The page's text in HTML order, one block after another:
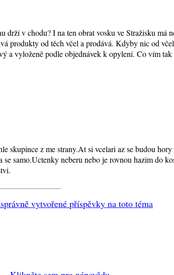
drží v chodu? I na ten obrat vosku ve Stražisku
produkty od těch včel a prodává. Kdyby nic od
a vyloženě podle objednávek k opylení. Co vím
skupince z me strany.At si vcelari az se budou
samo.Uctenky neberu nebo je rovnou hazim do
vytvořené příspěvky na toto téma